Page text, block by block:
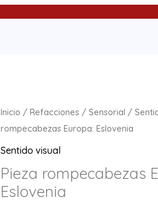
Inicio /Refacciones / Sensorial /
rompecabezas Europa: Eslovenia
Sentido visual
Pieza rompecabezas
Eslovenia
Pieza
rompecabezas
Europa:
cantidad